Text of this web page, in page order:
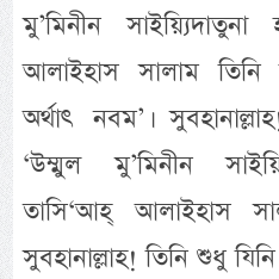
মু’মিনীন
আলাইহাস সালাম
অর্থাৎ নবম’।
‘উম্মুল মু’মিনীন
তাসি‘আহ্ আলাইহাস
সুবহানাল্লাহ! তিনি শুধু